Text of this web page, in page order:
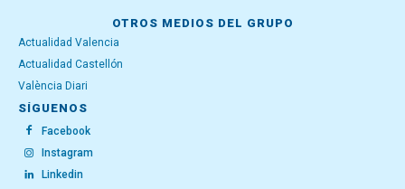
OTROS MEDIOS DEL GRUPO
Actualidad Valencia
Actualidad Castellón
València Diari
SÍGUENOS
Facebook
Instagram
Linkedin